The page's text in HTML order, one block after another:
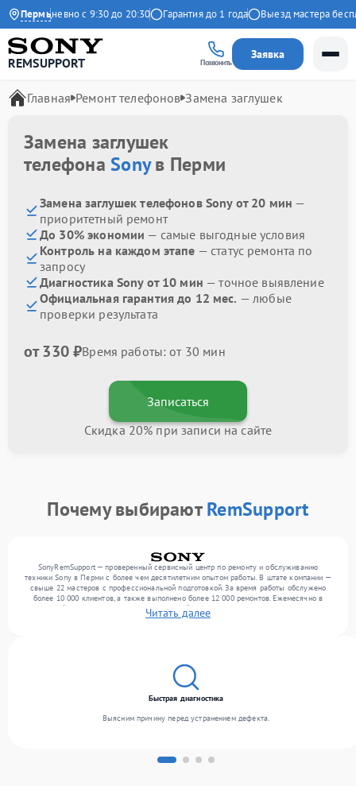
Пермь
Ежедневно с 9:30 до 20:30 Гарантия до 1 года Выезд мастера
REMSUPPORT Позвонить
Заявка
Главная Ремонт телефонов Замена заглушек
Замена заглушек
телефонаSonyв Перми
Замена заглушек телефонов Sony от 20 мин —
приоритетный ремонт
До 30% экономии — самые выгодные условия
Контроль на каждом этапе — статус ремонта по
запросу
Диагностика Sony от 10 мин — точное выявление
Официальная гарантия до 12 мес. — любые
проверки результата
от 330 ₽Время работы: от 30 мин
Записаться
Скидка 20% при записи на сайте
Почему выбираютRemSupport
SonyRemSupport — проверенный сервисный центр по ремонту и обслуживанию
техники Sony в Перми с более чем десятилетним опытом работы. В штате компании —
свыше 22 мастеров с профессиональной подготовкой. За время работы обслужено
более 10 000 клиентов, а также выполнено более 12 000 ремонтов. Ежемесячно в
сервисный центр поступает более 300 устройств, включая , , . Мы выполняем ремонт
различного уровня сложности и поддерживаем высокий стандарт качества благодаря
Читать далее
Быстрая диагностика
Выясним причину перед устранением дефекта.